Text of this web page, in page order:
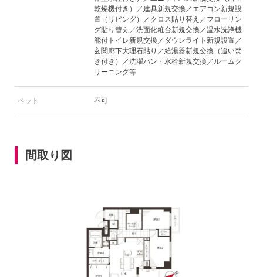
乾燥機付き）／建具新規交換／エアコン新規設
置（リビング）／クロス貼り替え／フローリン
グ貼り替え／洗面化粧台新規交換／温水洗浄機
能付トイレ新規交換／ダウンライト新規設置／
玄関廊下大理石貼り／給湯器新規交換（追い焚
き付き）／洗濯パン・水栓新規交換／ルームク
リーニング等
ペット 不可
間取り図